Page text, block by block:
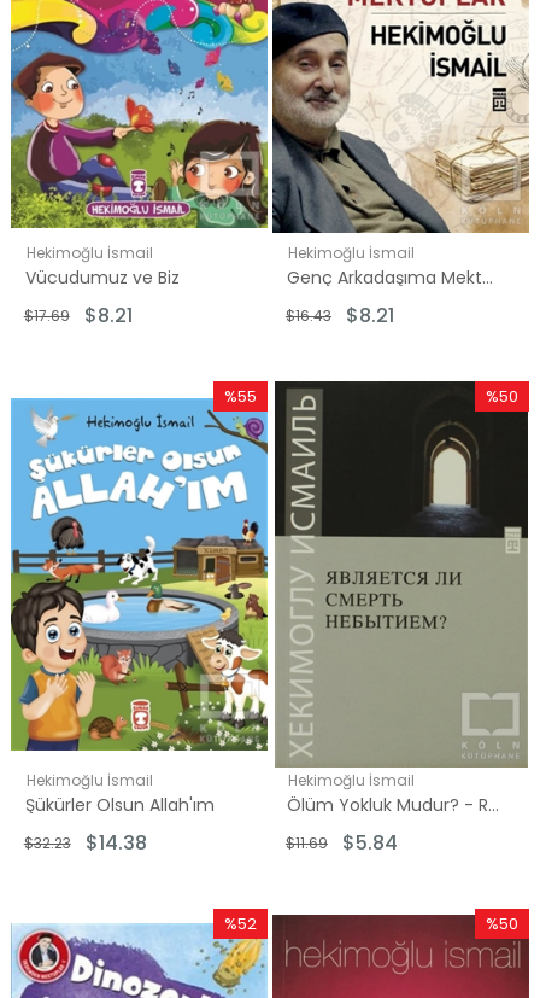
Hekimoğlu İsmail
Vücudumuz ve Biz
$8.21
$17.69
Hekimoğlu İsmail
Genç Arkadaşıma Mektuplar
$8.21
$16.43
Hekimoğlu İsmail
Şükürler Olsun Allah'ım
$14.38
$32.23
%55
İndirim
%55İndirim
Hekimoğlu İsmail
Ölüm Yokluk Mudur? - Rusça
$5.84
$11.69
%50
%52
İndirim
%52İndirim
%50
İndirim